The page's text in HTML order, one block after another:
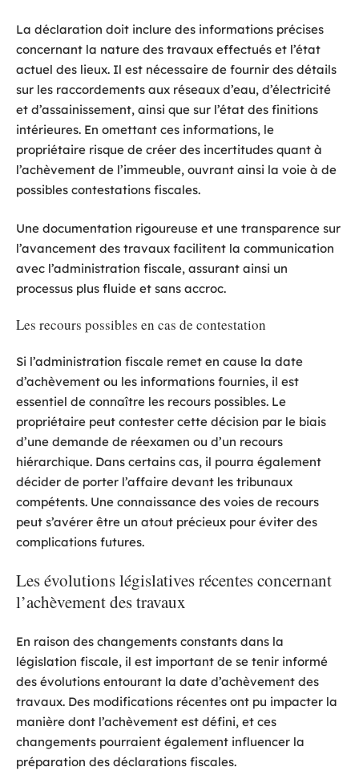
La déclaration doit inclure des informations précises
concernant la nature des travaux effectués et l’état
actuel des lieux. Il est nécessaire de fournir des détails
sur les raccordements aux réseaux d’eau, d’électricité
et d’assainissement, ainsi que sur l’état des finitions
intérieures. En omettant ces informations, le
propriétaire risque de créer des incertitudes quant à
l’achèvement de l’immeuble, ouvrant ainsi la voie à de
possibles contestations fiscales.
Une documentation rigoureuse et une transparence sur
l’avancement des travaux facilitent la communication
avec l’administration fiscale, assurant ainsi un
processus plus fluide et sans accroc.
Les recours possibles en cas de contestation
Si l’administration fiscale remet en cause la date
d’achèvement ou les informations fournies, il est
essentiel de connaître les recours possibles. Le
propriétaire peut contester cette décision par le biais
d’une demande de réexamen ou d’un recours
hiérarchique. Dans certains cas, il pourra également
décider de porter l’affaire devant les tribunaux
compétents. Une connaissance des voies de recours
peut s’avérer être un atout précieux pour éviter des
complications futures.
Les évolutions législatives récentes concernant
l’achèvement des travaux
En raison des changements constants dans la
législation fiscale, il est important de se tenir informé
des évolutions entourant la date d’achèvement des
travaux. Des modifications récentes ont pu impacter la
manière dont l’achèvement est défini, et ces
changements pourraient également influencer la
préparation des déclarations fiscales.